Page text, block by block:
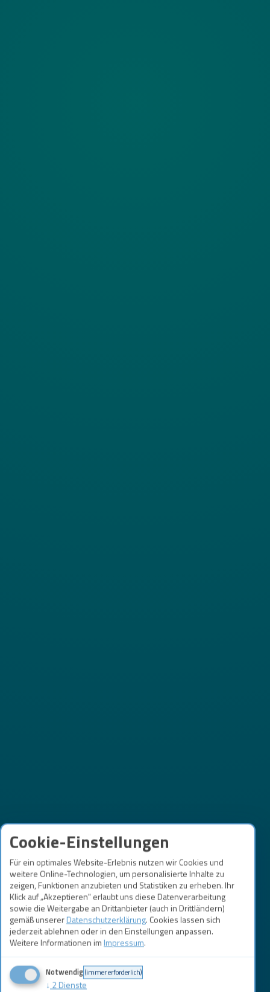
Cookie-Einstellungen
Für ein optimales Website-Erlebnis nutzen wir Cookies und
weitere Online-Technologien, um personalisierte Inhalte zu
zeigen, Funktionen anzubieten und Statistiken zu erheben. Ihr
Klick auf „Akzeptieren" erlaubt uns diese Datenverarbeitung
sowie die Weitergabe an Drittanbieter (auch in Drittländern)
gemäß unsererDatenschutzerklärung. Cookies lassen sich
jederzeit ablehnen oder in den Einstellungen anpassen.
Weitere Informationen im Impressum.
Notwendig(immer erforderlich)
↓ 2 Dienste